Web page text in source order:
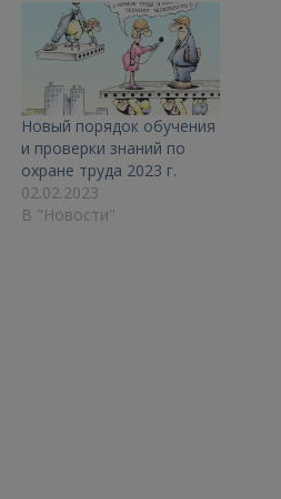
Новый порядок обучения
и проверки знаний по
охране труда 2023 г.
02.02.2023
В "Новости"